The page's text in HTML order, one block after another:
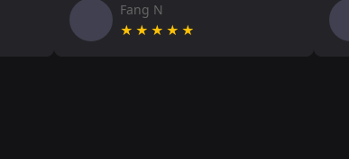
Fang N
★★★★★